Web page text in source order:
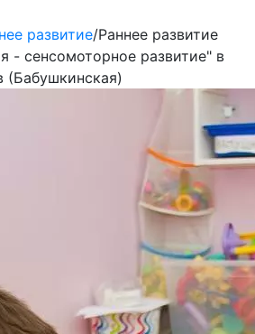
развитие/Раннее развитие
- сенсомоторное развитие" в